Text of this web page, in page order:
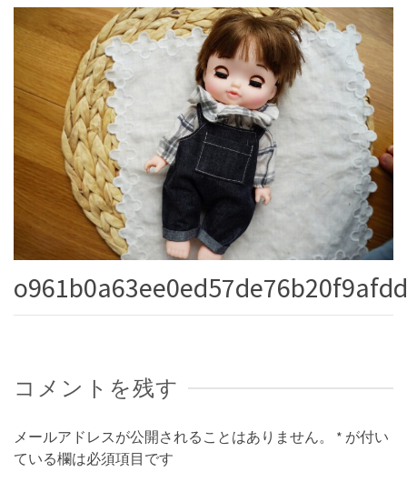
コメントを残す
メールアドレスが公開されることはありません。 * が付い
ている欄は必須項目です